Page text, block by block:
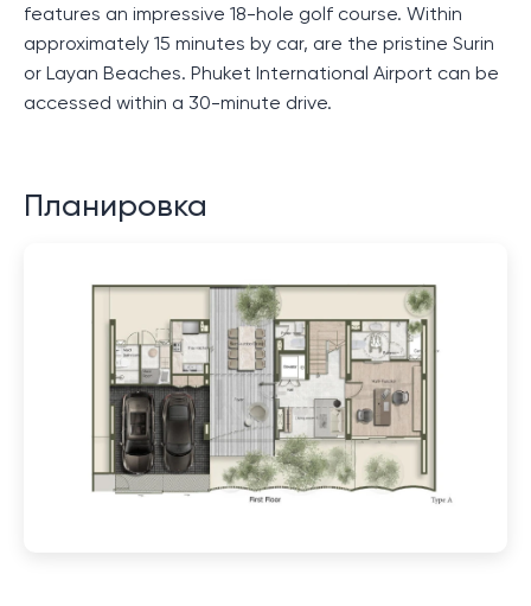
features an impressive 18-hole golf course. Within
approximately 15 minutes by car, are the pristine Surin
or Layan Beaches. Phuket International Airport can be
accessed within a 30-minute drive.
Планировка